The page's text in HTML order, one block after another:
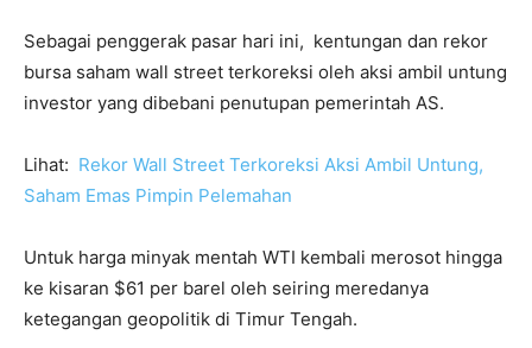
Sebagai penggerak pasar hari ini, kentungan dan rekor
bursa saham wall street terkoreksi oleh aksi ambil untung
investor yang dibebani penutupan pemerintah AS.
Lihat: Rekor Wall Street Terkoreksi Aksi Ambil Untung,
Saham Emas Pimpin Pelemahan
Untuk harga minyak mentah WTI kembali merosot hingga
ke kisaran $61 per barel oleh seiring meredanya
ketegangan geopolitik di Timur Tengah.